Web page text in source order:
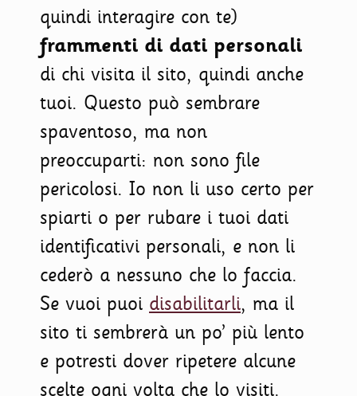
quindi interagire con te)
frammenti di dati personali
di chi visita il sito, quindi anche
tuoi. Questo può sembrare
spaventoso, ma non
preoccuparti: non sono file
pericolosi. Io non li uso certo per
spiarti o per rubare i tuoi dati
identificativi personali, e non li
cederò a nessuno che lo faccia.
Se vuoi puoi disabilitarli, ma il
sito ti sembrerà un po’ più lento
e potresti dover ripetere alcune
scelte ogni volta che lo visiti.